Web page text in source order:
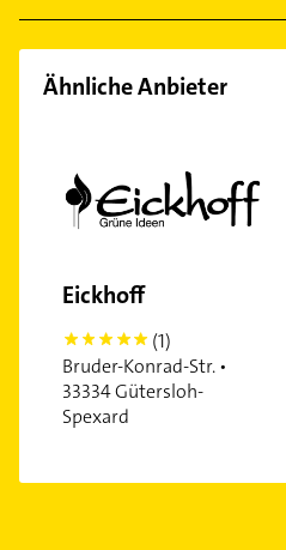
Gartenbau & Landschaftsbau
Ähnliche Anbieter
Eickhoff
5
(1)
Bruder-Konrad-Str. •
33334 Gütersloh-
Spexard